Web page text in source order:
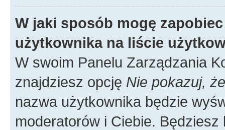
W jaki sposób mogę
użytkownika na liście
W swoim Panelu Zarządzania
znajdziesz opcję Nie pokazuj,
nazwa użytkownika będzie
moderatorów i Ciebie.